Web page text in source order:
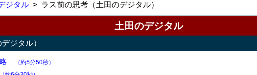
ジタル ラス前の思考（土田のデジタル）
土田のデジタル
ジタル）
略 （約5分50秒）